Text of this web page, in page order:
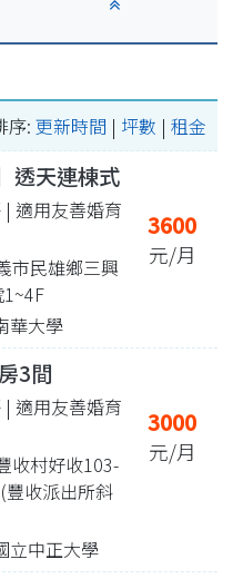
序: 更新時間 | 坪數 | 租金
透天連棟式
| 適用友善婚育
市民雄鄉三興
華大學
3600
元/月
3間
| 適用友善婚育
收村好收103-
豐收派出所斜
中正大學
3000
元/月